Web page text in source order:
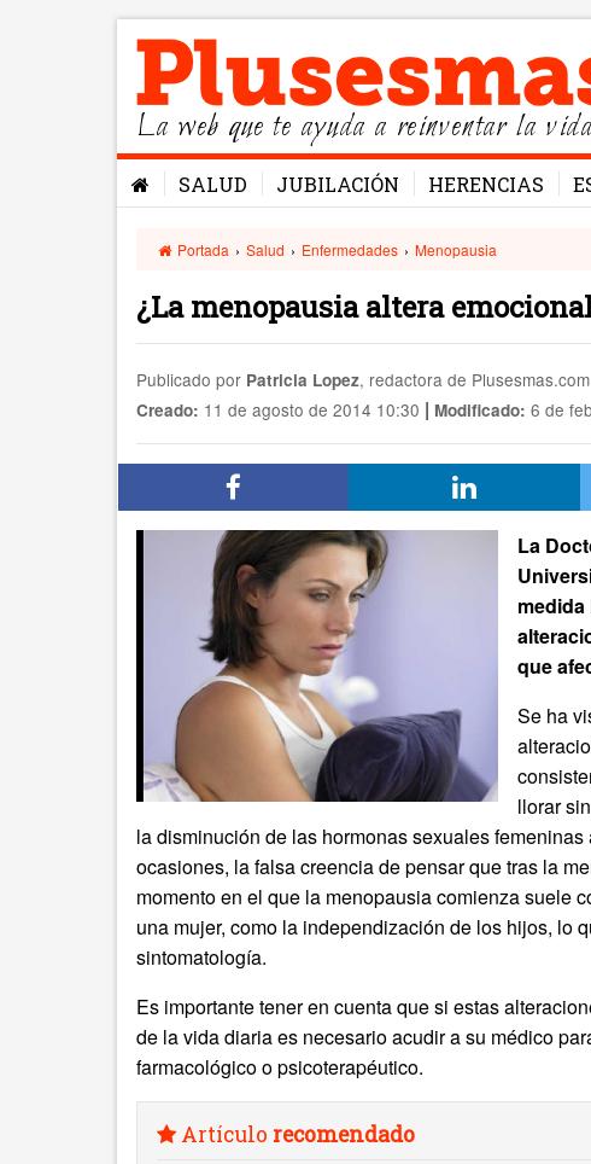
La web que te ayuda a reinventar la vida
SALUD JUBILACIÓN HERENCIAS
Portada › Salud › Enfermedades › Menopausia
¿La menopausia altera
Publicado por Patricia Lopez, redactora de Plusesmas.com
Creado: 11 de agosto de 2014 10:30 | Modificado: 6 de
La
que
Se ha
llorar
la disminución de las hormonas sexuales
ocasiones, la falsa creencia de pensar que tras la
momento en el que la menopausia comienza suele
una mujer, como la independización de los hijos, lo
sintomatología.
Es importante tener en cuenta que si estas
de la vida diaria es necesario acudir a su médico
farmacológico o psicoterapéutico.
Artículo recomendado